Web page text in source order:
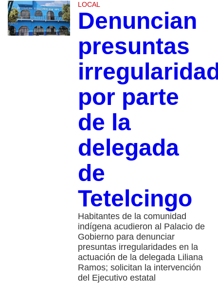
LOCAL
Denuncian
presuntas
por parte
de la
delegada
de
Tetelcingo
Habitantes de la comunidad
indígena acudieron al Palacio de
Gobierno para denunciar
presuntas irregularidades en la
actuación de la delegada Liliana
Ramos; solicitan la intervención
del Ejecutivo estatal